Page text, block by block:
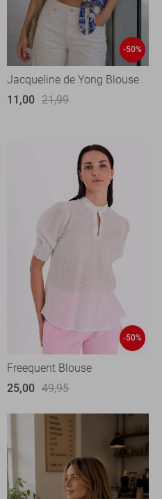
-50%
Jacqueline de Yong Blouse
11,00 21,99
-50%
Freequent Blouse
25,00 49,95